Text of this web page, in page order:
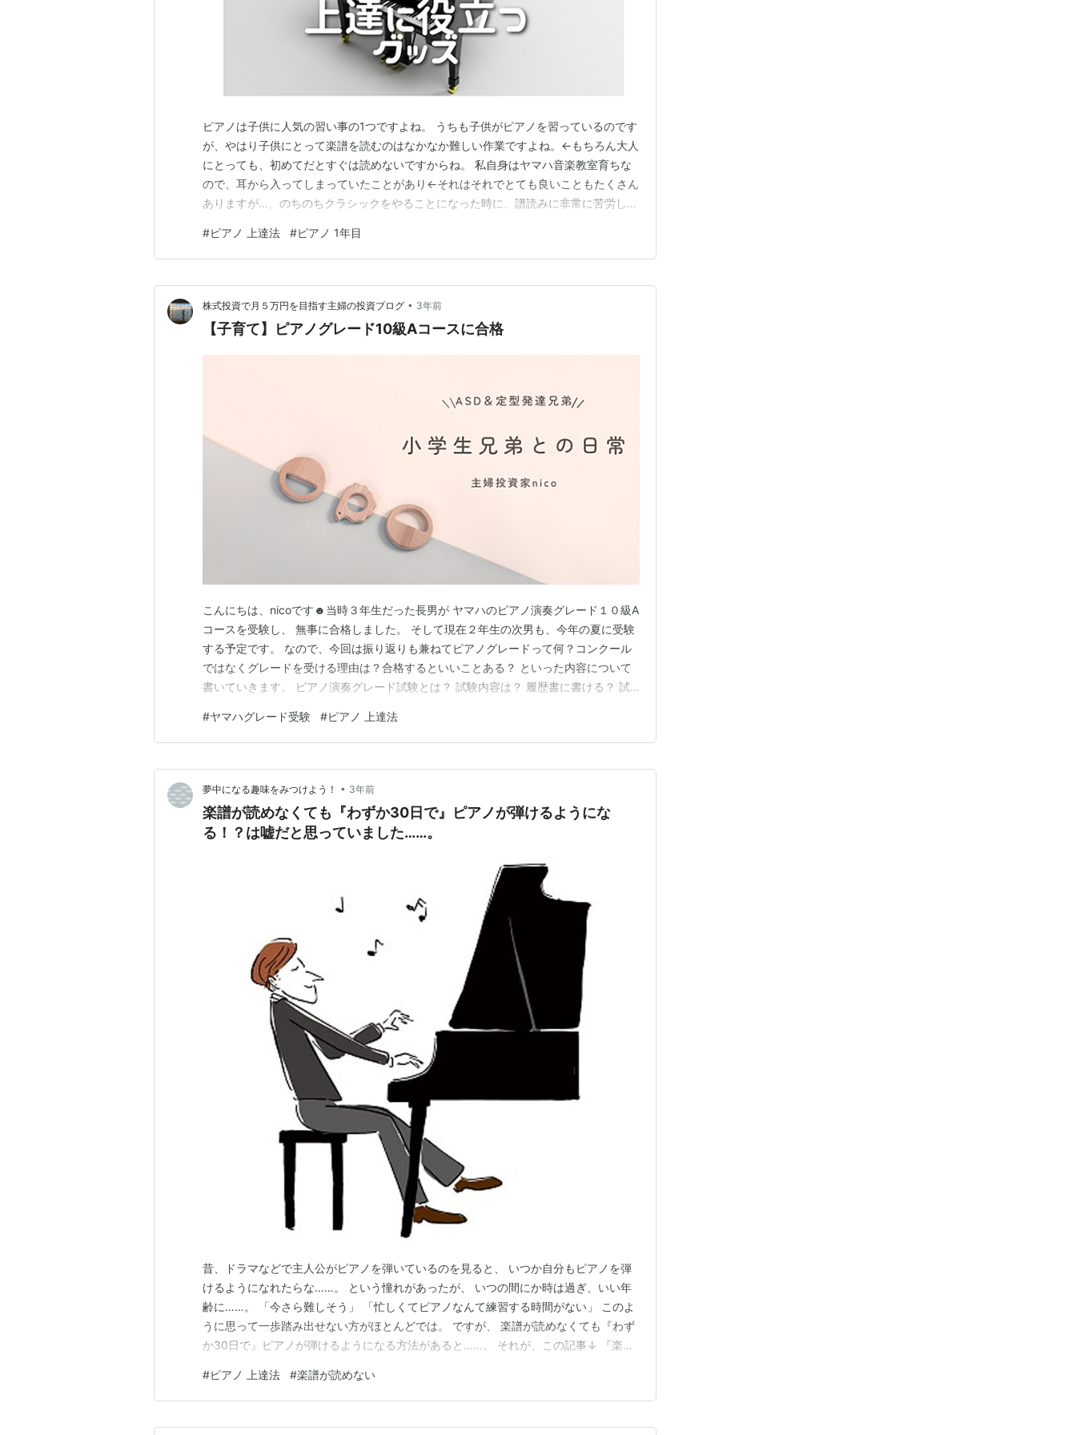
ピアノは子供に人気の習い事の1つですよね。 うちも子供がピアノを習っているのです
が、やはり子供にとって楽譜を読むのはなかなか難しい作業ですよね。←もちろん大人
にとっても、初めてだとすぐは読めないですからね。 私自身はヤマハ音楽教室育ちな
ので、耳から入ってしまっていたことがあり←それはそれでとても良いこともたくさん
ありますが…、のちのちクラシックをやることになった時に、譜読みに非常に苦労した
が楽譜を読めるようになるには 楽譜を読みながら弾くために必要な知識 楽譜を読むた
めに必要な知識を効率的に覚える方法 子供が楽譜を…
#ピアノ 上達法 #ピアノ 1年目
株式投資で月５万円を目指す主婦の投資ブログ • 3年前
【子育て】ピアノグレード10級Aコースに合格
こんにちは、nicoです☻当時３年生だった長男が ヤマハのピアノ演奏グレード１０級A
コースを受験し、 無事に合格しました。 そして現在２年生の次男も、今年の夏に受験
する予定です。 なので、今回は振り返りも兼ねてピアノグレードって何？コンクール
ではなくグレードを受ける理由は？合格するといいことある？ といった内容について
書いていきます。 ピアノ演奏グレード試験とは？ 試験内容は？ 履歴書に書ける？ 試
がる 今後コンクールも受けてみる？ まとめ ピアノ演奏グレード試験とは？ ある日、
ピアノの先生から 「受けてみよう！」…
#ヤマハグレード受験 #ピアノ 上達法
夢中になる趣味をみつけよう！ • 3年前
楽譜が読めなくても『わずか30日で』ピアノが弾けるようにな
る！？は嘘だと思っていました……。
昔、ドラマなどで主人公がピアノを弾いているのを見ると、 いつか自分もピアノを弾
けるようになれたらな……。 という憧れがあったが、 いつの間にか時は過ぎ、いい年
齢に……。 「今さら難しそう」 「忙しくてピアノなんて練習する時間がない」 このよ
うに思って一歩踏み出せない方がほとんどでは。 ですが、 楽譜が読めなくても『わず
か30日で』ピアノが弾けるようになる方法があると……。 それが、この記事↓ 『楽譜
ピアノが弾けるだと！ きっと、いっぱい練習しないと無理に決まっている。 と、思っ
ていたが……。 毎日、何時間もかけて…
#ピアノ 上達法 #楽譜が読めない